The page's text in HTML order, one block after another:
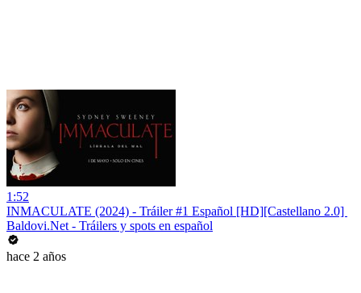
1:52
INMACULATE (2024) - Tráiler #1 Español [HD][Castellano 2.0] ️
Baldovi.Net - Tráilers y spots en español
hace 2 años